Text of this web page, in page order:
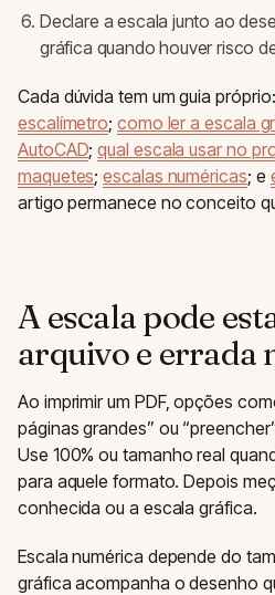
Declare a escala junto ao
gráfica quando houver risco
Cada dúvida tem um guia
escalímetro; como ler a escala
AutoCAD;qual escala usar no
maquetes;escalas numéricas; e
artigo permanece no conceito
A escala pode
arquivo e errada
Ao imprimir um PDF, opções
páginas grandes” ou
Use 100% ou tamanho real
para aquele formato. Depois
conhecida ou a escala gráfica.
Escala numérica depende do
gráfica acompanha o desenho